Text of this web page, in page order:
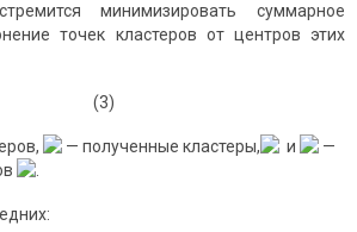
минимизировать суммарное
точек кластеров от центров этих
— полученные кластеры, и
—